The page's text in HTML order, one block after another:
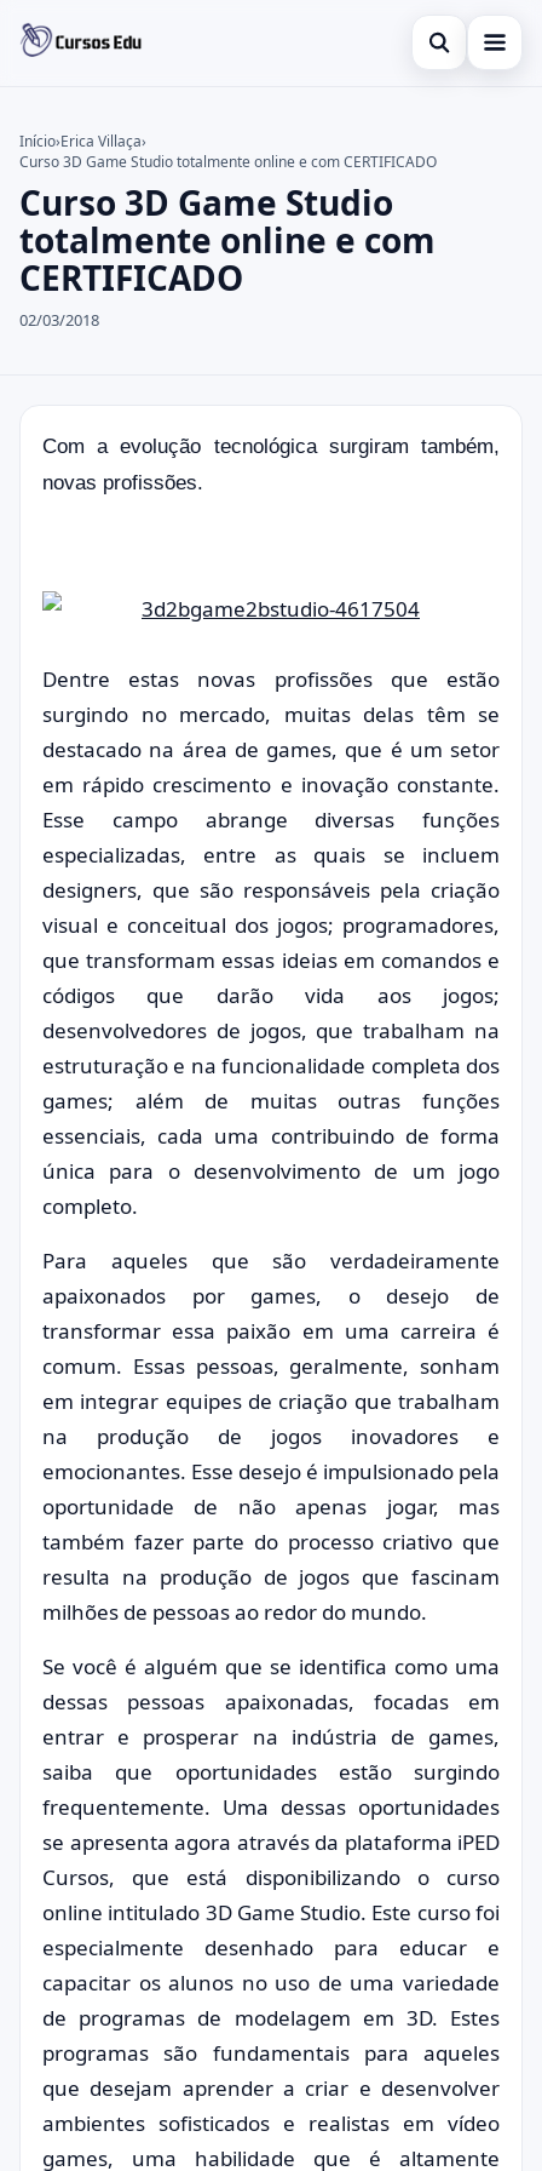
Abrir busca
Inglês
Idiomas
espanhol
Buscar no site
Buscar por:
Pressione Enter para buscar ou ESC para fechar.
Início›Erica Villaça›
Curso 3D Game Studio totalmente online e com CERTIFICADO
Curso 3D Game Studio
totalmente online e com
CERTIFICADO
02/03/2018
Com a evolução tecnológica surgiram também,
novas profissões.
Dentre estas novas profissões que estão
surgindo no mercado, muitas delas têm se
destacado na área de games, que é um setor
em rápido crescimento e inovação constante.
Esse campo abrange diversas funções
especializadas, entre as quais se incluem
designers, que são responsáveis pela criação
visual e conceitual dos jogos; programadores,
que transformam essas ideias em comandos e
códigos que darão vida aos jogos;
desenvolvedores de jogos, que trabalham na
estruturação e na funcionalidade completa dos
games; além de muitas outras funções
essenciais, cada uma contribuindo de forma
única para o desenvolvimento de um jogo
completo.
Para aqueles que são verdadeiramente
apaixonados por games, o desejo de
transformar essa paixão em uma carreira é
comum. Essas pessoas, geralmente, sonham
em integrar equipes de criação que trabalham
na produção de jogos inovadores e
emocionantes. Esse desejo é impulsionado pela
oportunidade de não apenas jogar, mas
também fazer parte do processo criativo que
resulta na produção de jogos que fascinam
milhões de pessoas ao redor do mundo.
Se você é alguém que se identifica como uma
dessas pessoas apaixonadas, focadas em
entrar e prosperar na indústria de games,
saiba que oportunidades estão surgindo
frequentemente. Uma dessas oportunidades
se apresenta agora através da plataforma iPED
Cursos, que está disponibilizando o curso
online intitulado 3D Game Studio. Este curso foi
especialmente desenhado para educar e
capacitar os alunos no uso de uma variedade
de programas de modelagem em 3D. Estes
programas são fundamentais para aqueles
que desejam aprender a criar e desenvolver
ambientes sofisticados e realistas em vídeo
games, uma habilidade que é altamente